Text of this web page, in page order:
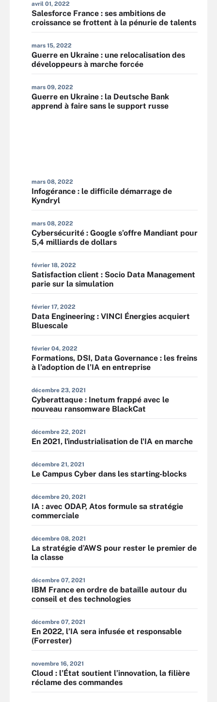
avril 01, 2022
Salesforce France : ses ambitions de
croissance se frottent à la pénurie de talents
mars 15, 2022
Guerre en Ukraine : une relocalisation des
développeurs à marche forcée
mars 09, 2022
Guerre en Ukraine : la Deutsche Bank
apprend à faire sans le support russe
mars 08, 2022
Infogérance : le difficile démarrage de
Kyndryl
mars 08, 2022
Cybersécurité : Google s’offre Mandiant pour
5,4 milliards de dollars
février 18, 2022
Satisfaction client : Socio Data Management
parie sur la simulation
février 17, 2022
Data Engineering : VINCI Énergies acquiert
Bluescale
février 04, 2022
Formations, DSI, Data Governance : les freins
à l’adoption de l’IA en entreprise
décembre 23, 2021
Cyberattaque : Inetum frappé avec le
nouveau ransomware BlackCat
décembre 22, 2021
En 2021, l'industrialisation de l'IA en marche
décembre 21, 2021
Le Campus Cyber dans les starting-blocks
décembre 20, 2021
IA : avec ODAP, Atos formule sa stratégie
commerciale
décembre 08, 2021
La stratégie d’AWS pour rester le premier de
la classe
décembre 07, 2021
IBM France en ordre de bataille autour du
conseil et des technologies
décembre 07, 2021
En 2022, l’IA sera infusée et responsable
(Forrester)
novembre 16, 2021
Cloud : l’État soutient l’innovation, la filière
réclame des commandes